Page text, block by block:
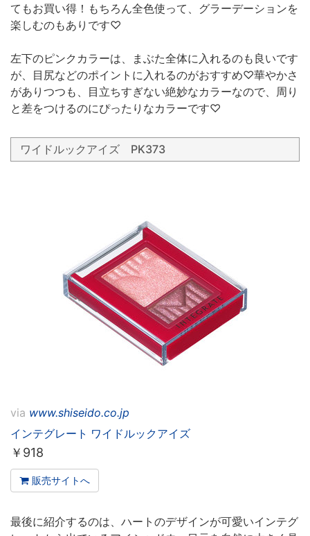
てもお買い得！もちろん全色使って、グラーデーションを
楽しむのもありです♡
左下のピンクカラーは、まぶた全体に入れるのも良いです
が、目尻などのポイントに入れるのがおすすめ♡華やかさ
がありつつも、目立ちすぎない絶妙なカラーなので、周り
と差をつけるのにぴったりなカラーです♡
ワイドルックアイズ PK373
via www.shiseido.co.jp
インテグレート ワイドルックアイズ
￥ 918
販売サイトへ
最後に紹介するのは、ハートのデザインが可愛いインテグ